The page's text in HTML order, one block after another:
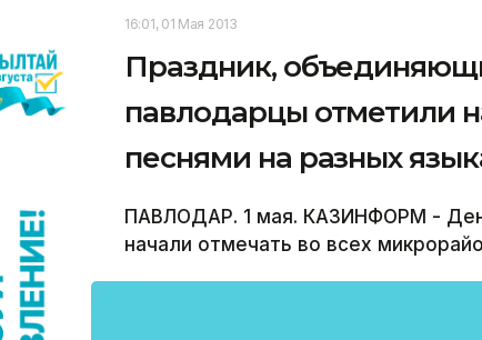
16:01, 01 Мая 2013
Праздник,
павлодарцы отметили
песнями на разных
ПАВЛОДАР. 1 мая. КАЗИНФОРМ -
начали отмечать во всех